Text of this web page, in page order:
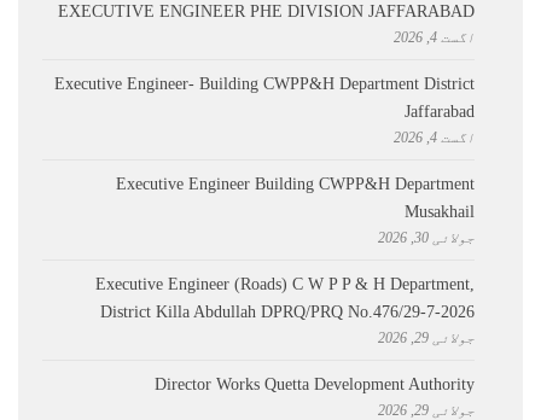
EXECUTIVE ENGINEER PHE DIVISION JAFFARABAD
اگست 4, 2026
Executive Engineer- Building CWPP&H Department District
Jaffarabad
اگست 4, 2026
Executive Engineer Building CWPP&H Department
Musakhail
جولائی 30, 2026
Executive Engineer (Roads) C W P P & H Department,
District Killa Abdullah ​DPRQ/PRQ No.476/29-7-2026
جولائی 29, 2026
Director Works Quetta Development Authority
جولائی 29, 2026